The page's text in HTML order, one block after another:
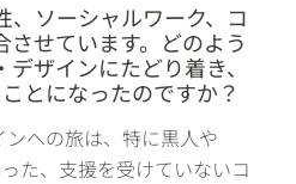
、ソーシャルワーク、コ
させています。どのよう
ザインにたどり着き、
とになったのですか？
への旅は、特に黒人や
た、支援を受けていないコ